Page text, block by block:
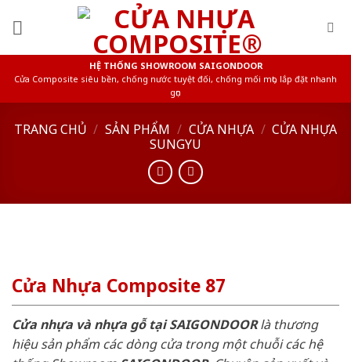
HỆ THỐNG SHOWROOM SAIGONDOOR
Cửa Composite siêu bền, chống nước tuyệt đối, chống mối mọt, lắp đặt nhanh
gọn
TRANG CHỦ / SẢN PHẨM / CỬA NHỰA / CỬA NHỰA
SUNGYU
Cửa Nhựa Composite 87
Cửa nhựa và nhựa gỗ tại SAIGONDOORlà thương
hiệu sản phẩm các dòng cửa trong một chuỗi các hệ